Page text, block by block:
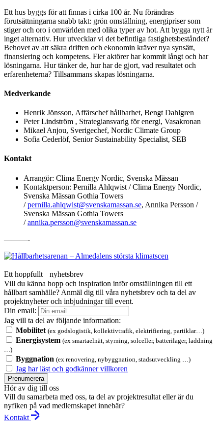
Ett hus byggs för att finnas i cirka 100 år. Nu förändras
förutsättningarna snabb takt: grön omställning, energipriser som
stiger och oro i omvärlden med olika typer av hot. Att bygga nytt är
inget alternativ. Hur utvecklar vi det befintliga fastighetsbeståndet?
Behovet av att säkra driften och ekonomin kräver nya synsätt,
finansiering och kompetens. Fler aktörer har kommit långt och har
lösningarna. Hur tänker de, hur har de gjort, vad resultatet och
erfarenheterna? Tillsammans skapas lösningarna.
Medverkande
Henrik Jönsson, Affärschef hållbarhet, Bengt Dahlgren
Peter Lindström , Strategiansvarig för energi, Vasakronan
Mikael Anjou, Sverigechef, Nordic Climate Group
Sofia Cederlöf, Senior Sustainability Specialist, SEB
Kontakt
Arrangör: Clima Energy Nordic, Svenska Mässan
Kontaktperson: Pernilla Ahlqwist / Clima Energy Nordic,
Svenska Mässan Gothia Towers
/pernilla.ahlqwist@svenskamassan.se, Annika Persson /
Svenska Mässan Gothia Towers
/annika.persson@svenskamassan.se
———-
Ett hoppfullt nyhetsbrev
Vill du känna hopp och inspiration inför omställningen till ett
hållbart samhälle? Anmäl dig till våra nyhetsbrev och ta del av
projektnyheter och inbjudningar till event.
Din email:
Jag vill ta del av följande information:
Mobilitet (ex godslogistik, kollektivtrafik, elektrifiering, partiklar…)
Energisystem (ex smartaelnät, styrning, solceller, batterilager, laddning
…)
Byggnation (ex renovering, nybyggnation, stadsutveckling …)
Jag har läst och godkänner villkoren
Prenumerera
Hör av dig till oss
Vill du samarbeta med oss, ta del av projektresultat eller är du
nyfiken på vad medlemskapet innebär?
Kontakt